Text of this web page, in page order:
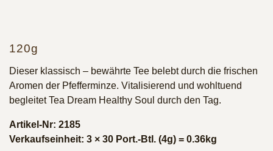
120g
Dieser klassisch – bewährte Tee belebt durch die frischen
Aromen der Pfefferminze. Vitalisierend und wohltuend
begleitet Tea Dream Healthy Soul durch den Tag.
Artikel-Nr: 2185
Verkaufseinheit: 3 × 30 Port.-Btl. (4g) = 0.36kg